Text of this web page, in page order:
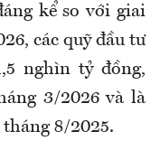
kể so với giai
các quỹ đầu tư
nghìn tỷ đồng,
3/2026 và là
8/2025.